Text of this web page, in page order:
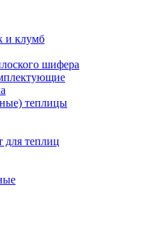
и клумб
шифера
теплицы
для теплиц